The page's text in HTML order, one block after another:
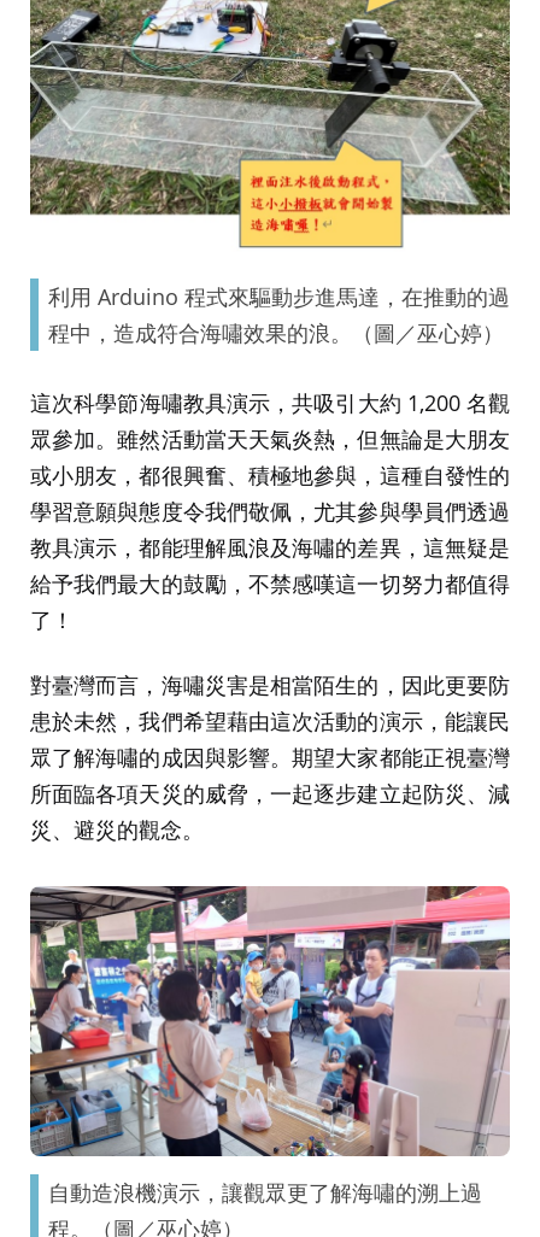
利用 Arduino 程式來驅動步進馬達，在推動的過
程中，造成符合海嘯效果的浪。（圖／巫心婷）
這次科學節海嘯教具演示，共吸引大約 1,200 名觀
眾參加。雖然活動當天天氣炎熱，但無論是大朋友
或小朋友，都很興奮、積極地參與，這種自發性的
學習意願與態度令我們敬佩，尤其參與學員們透過
教具演示，都能理解風浪及海嘯的差異，這無疑是
給予我們最大的鼓勵，不禁感嘆這一切努力都值得
了！
對臺灣而言，海嘯災害是相當陌生的，因此更要防
患於未然，我們希望藉由這次活動的演示，能讓民
眾了解海嘯的成因與影響。期望大家都能正視臺灣
所面臨各項天災的威脅，一起逐步建立起防災、減
災、避災的觀念。
自動造浪機演示，讓觀眾更了解海嘯的溯上過
程。（圖／巫心婷）